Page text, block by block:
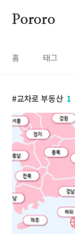
Pororo
홈 태그
교차로 부동산 1